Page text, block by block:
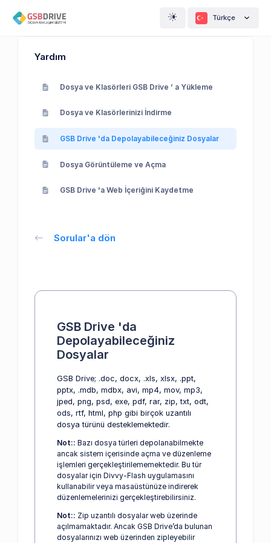
Türkçe
Yardım
Dosya ve Klasörleri GSB Drive ’ a Yükleme
Dosya ve Klasörlerinizi İndirme
GSB Drive 'da Depolayabileceğiniz Dosyalar
Dosya Görüntüleme ve Açma
GSB Drive 'a Web İçeriğini Kaydetme
Sorular'a dön
GSB Drive 'da
Depolayabileceğiniz
Dosyalar
GSB Drive; .doc, docx, .xls, xlsx, .ppt,
pptx, .mdb, mdbx, avi, mp4, mov, mp3,
jped, png, psd, exe, pdf, rar, zip, txt, odt,
ods, rtf, html, php gibi birçok uzantılı
dosya türünü desteklemektedir.
Not:: Bazı dosya türleri depolanabilmekte
ancak sistem içerisinde açma ve düzenleme
işlemleri gerçekleştirilememektedir. Bu tür
dosyalar için Divvy-Flash uygulamasını
kullanabilir veya masaüstünüze indirerek
düzenlemelerinizi gerçekleştirebilirsiniz.
Not:: Zip uzantılı dosyalar web üzerinde
açılmamaktadır. Ancak GSB Drive’da bulunan
dosyalarınızı web üzerinden zipleyebilir